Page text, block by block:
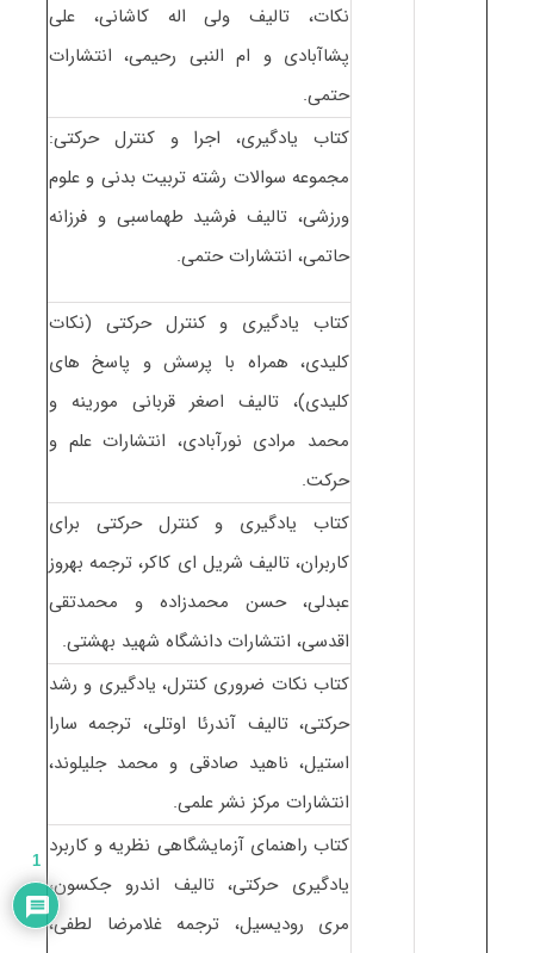
نکات، تالیف ولی اله کاشانی، علی
پشاآبادی و ام النبی رحیمی، انتشارات
حتمی.
کتاب یادگیری، اجرا و کنترل حرکتی:
مجموعه سوالات رشته تربیت بدنی و علوم
ورزشی، تالیف فرشید طهماسبی و فرزانه
حاتمی، انتشارات حتمی.
کتاب یادگیری و کنترل حرکتی (نکات
کلیدی، همراه با پرسش و پاسخ های
کلیدی)، تالیف اصغر قربانی مورینه و
محمد مرادی نورآبادی، انتشارات علم و
حرکت.
کتاب یادگیری و کنترل حرکتی برای
کاربران، تالیف شریل ای کاکر، ترجمه بهروز
عبدلی، حسن محمدزاده و محمدتقی
اقدسی، انتشارات دانشگاه شهید بهشتی.
کتاب نکات ضروری کنترل، یادگیری و رشد
حرکتی، تالیف آندرئا اوتلی، ترجمه سارا
استیل، ناهید صادقی و محمد جلیلوند،
انتشارات مرکز نشر علمی.
کتاب راهنمای آزمایشگاهی نظریه و کاربرد
یادگیری حرکتی، تالیف اندرو جکسون،
مری رودیسیل، ترجمه غلامرضا لطفی،
1